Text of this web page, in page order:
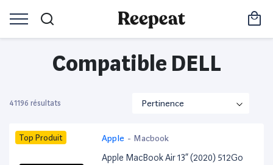
Compatible DELL
41196 résultats
Top Produit Apple - Macbook
Apple MacBook Air 13” (2020) 512Go